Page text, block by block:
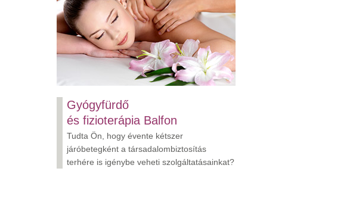
Gyógyfürdő
és fizioterápia Balfon
Tudta Ön, hogy évente kétszer
járóbetegként a társadalombiztosítás
terhére is igénybe veheti szolgáltatásainkat?